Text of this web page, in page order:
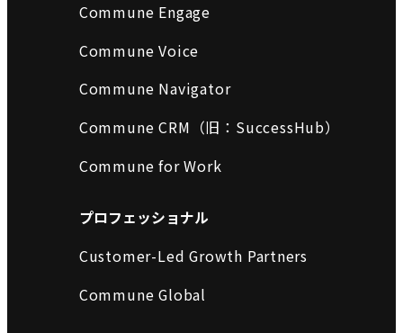
Commune Engage
Commune Voice
Commune Navigator
Commune CRM（旧：SuccessHub）
Commune for Work
プロフェッショナル
Customer-Led Growth Partners
Commune Global